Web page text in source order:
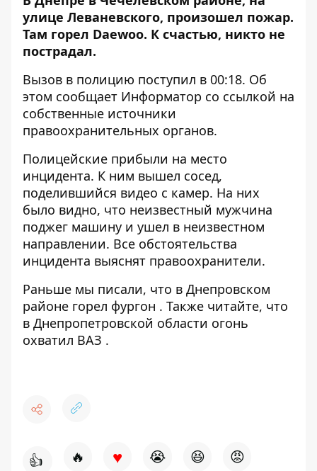
улице Леваневского, произошел пожар.
Там горел Daewoo. К счастью, никто не
пострадал.
Вызов в полицию поступил в 00:18. Об
этом сообщает Информатор со ссылкой на
собственные источники
правоохранительных органов.
Полицейские прибыли на место
инцидента. К ним вышел сосед,
поделившийся видео с камер. На них
было видно, что неизвестный мужчина
поджег машину и ушел в неизвестном
направлении. Все обстоятельства
инцидента выяснят правоохранители.
Раньше мы писали, что в Днепровском
районе горел фургон . Также читайте, что
в Днепропетровской области огонь
охватил ВАЗ .
👍 🔥 ♥ 😭 😆 😡